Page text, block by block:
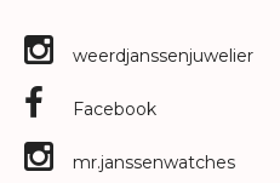
weerdjanssenjuwelier
Facebook
mr.janssenwatches